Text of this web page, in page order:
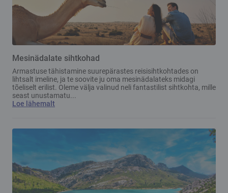
Mesinädalate sihtkohad
Armastuse tähistamine suurepärastes reisisihtkohtades on
lihtsalt imeline, ja te soovite ju oma mesinädalateks midagi
tõeliselt erilist. Oleme välja valinud neli fantastilist sihtkohta, mille
seast unustamatu...
Loe lähemalt